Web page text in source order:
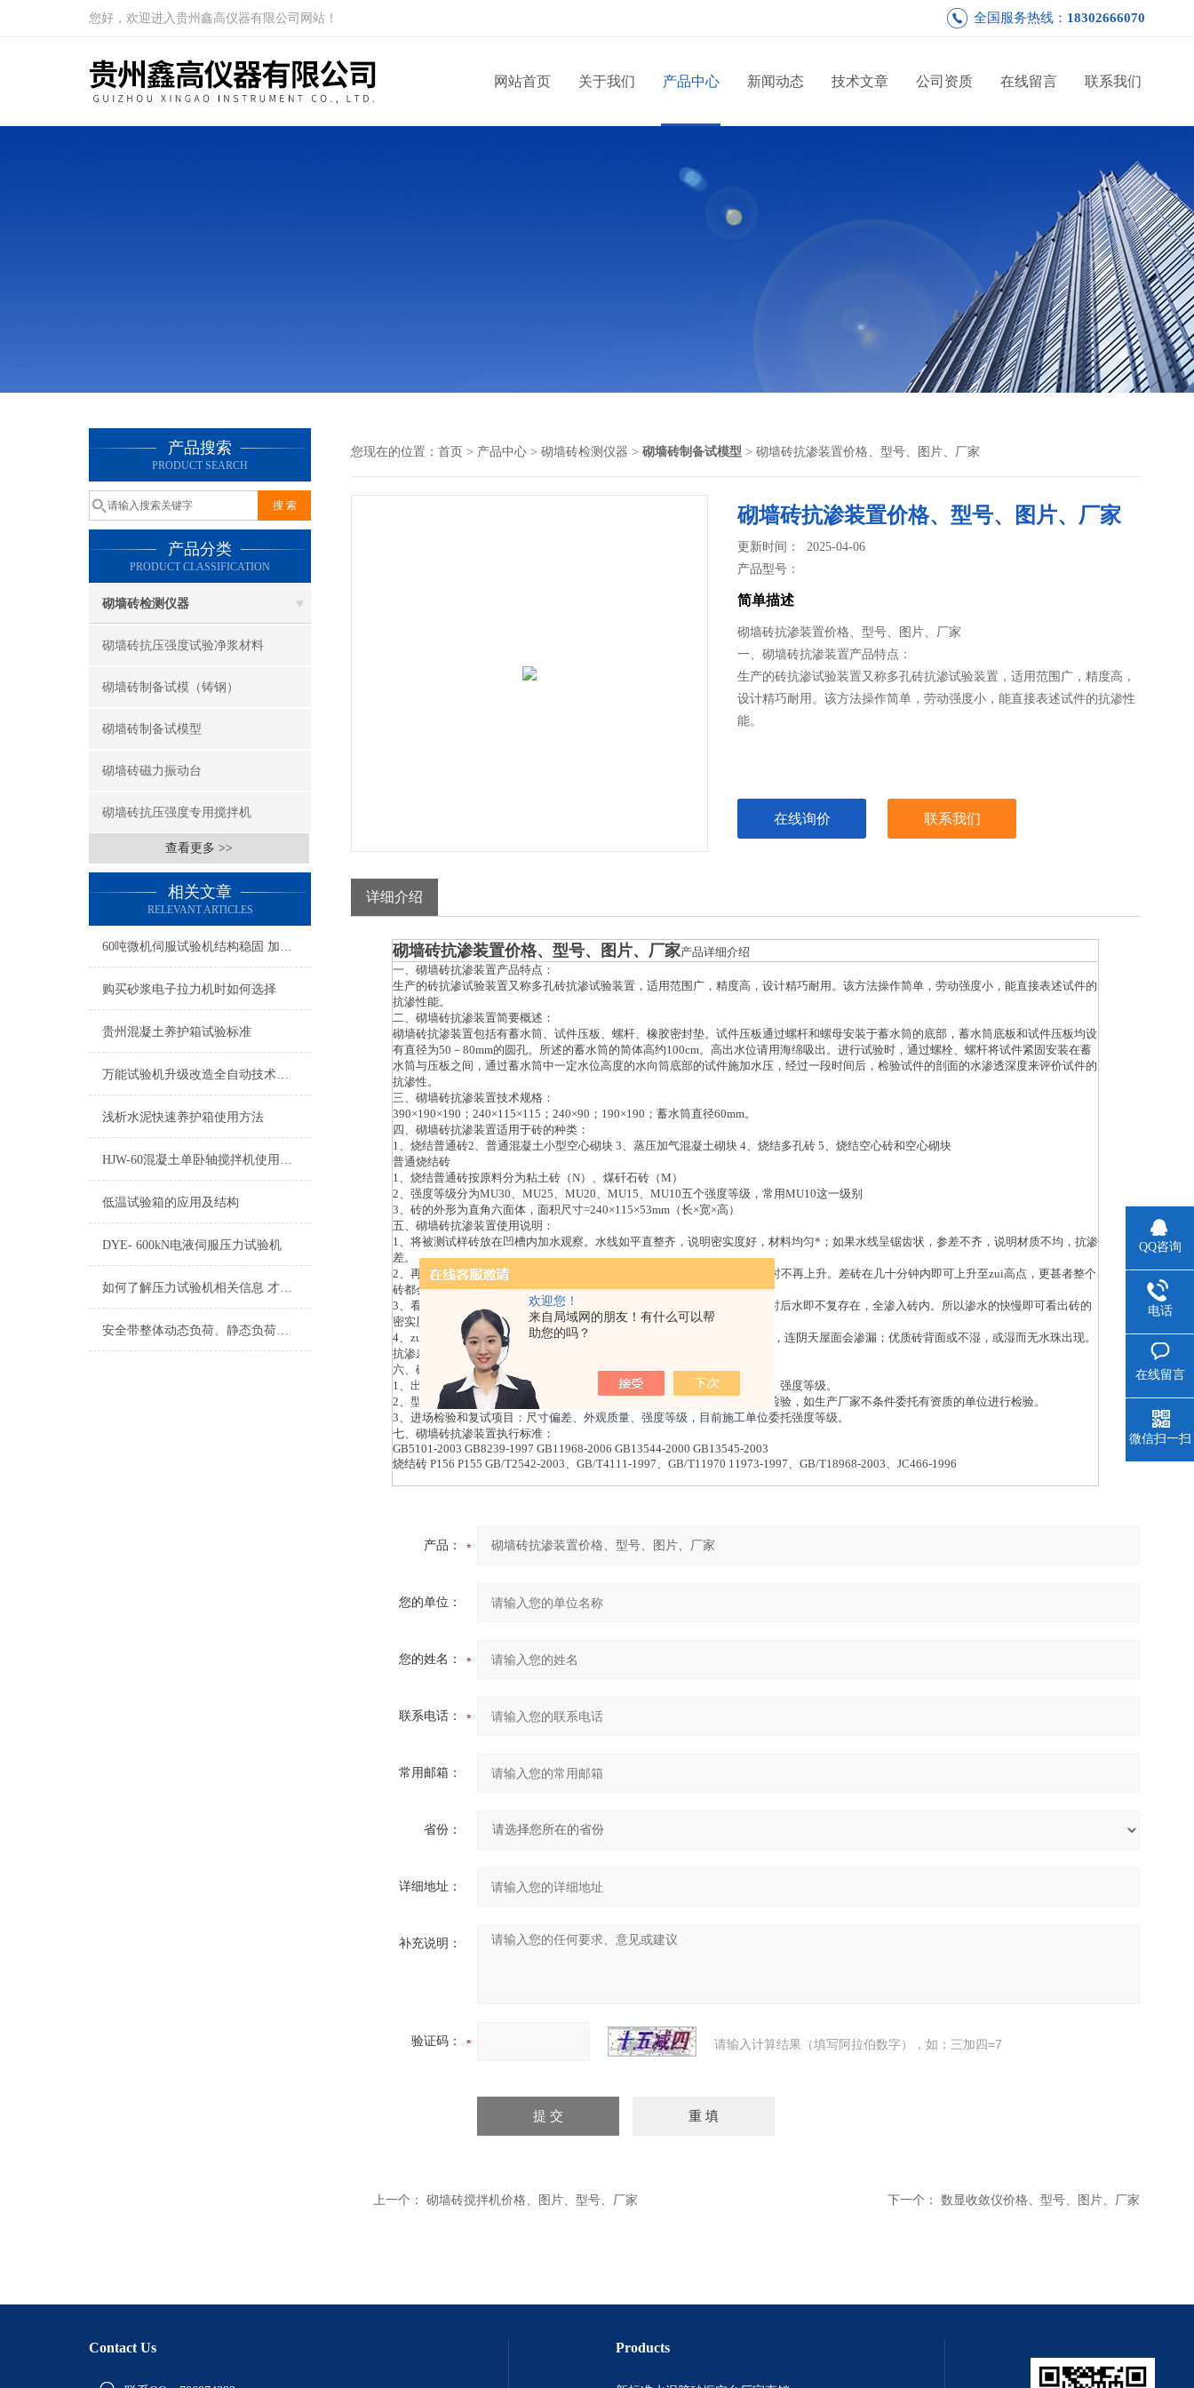
欢迎您！
来自局域网的朋友！有什么可以帮
助您的吗？
您好，欢迎进入贵州鑫高仪器有限公司网站！ 全国服务热线： 18302666070
网站首页 关于我们 产品中心 新闻动态 技术文章 公司资质 在线留言 联系我们
产品搜索
PRODUCT SEARCH
产品分类
PRODUCT CLASSIFICATION
砌墙砖检测仪器
砌墙砖抗压强度试验净浆材料
砌墙砖制备试模（铸钢）
砌墙砖制备试模型
砌墙砖磁力振动台
砌墙砖抗压强度专用搅拌机
查看更多 >>
相关文章
RELEVANT ARTICLES
60吨微机伺服试验机结构稳固 加载平稳 控制准确
购买砂浆电子拉力机时如何选择
贵州混凝土养护箱试验标准
万能试验机升级改造全自动技术方案
浅析水泥快速养护箱使用方法
HJW-60混凝土单卧轴搅拌机使用说明
低温试验箱的应用及结构
DYE- 600kN电液伺服压力试验机
如何了解压力试验机相关信息 才能正确购买合适的设备
安全带整体动态负荷、静态负荷测试仪详细参数
您现在的位置： 首页 > 产品中心 > 砌墙砖检测仪器 > 砌墙砖制备试模型 > 砌墙砖抗渗装置价格、型号、图片、厂家
砌墙砖抗渗装置价格、型号、图片、厂家
更新时间： 2025-04-06
产品型号：
简单描述
砌墙砖抗渗装置价格、型号、图片、厂家
一、砌墙砖抗渗装置产品特点：
生产的砖抗渗试验装置又称多孔砖抗渗试验装置，适用范围广，精度高，
设计精巧耐用。该方法操作简单，劳动强度小，能直接表述试件的抗渗性
能。
在线询价 联系我们
详细介绍
砌墙砖抗渗装置价格、型号、图片、厂家产品详细介绍
一、砌墙砖抗渗装置产品特点：
生产的砖抗渗试验装置又称多孔砖抗渗试验装置，适用范围广，精度高，设计精巧耐用。该方法操作简单，劳动强度小，能直接表述试件的
抗渗性能。
二、砌墙砖抗渗装置简要概述：
砌墙砖抗渗装置包括有蓄水筒、试件压板、螺杆、橡胶密封垫。试件压板通过螺杆和螺母安装于蓄水筒的底部，蓄水筒底板和试件压板均设
有直径为50－80mm的圆孔。所述的蓄水筒的简体高约100cm。高出水位请用海绵吸出。进行试验时，通过螺栓、螺杆将试件紧固安装在蓄
水筒与压板之间，通过蓄水筒中一定水位高度的水向筒底部的试件施加水压，经过一段时间后，检验试件的剖面的水渗透深度来评价试件的
抗渗性。
三、砌墙砖抗渗装置技术规格：
390×190×190；240×115×115；240×90；190×190；蓄水筒直径60mm。
四、砌墙砖抗渗装置适用于砖的种类：
1、烧结普通砖2、普通混凝土小型空心砌块 3、蒸压加气混凝土砌块 4、烧结多孔砖 5、烧结空心砖和空心砌块
普通烧结砖
1、烧结普通砖按原料分为粘土砖（N）、煤矸石砖（M）
2、强度等级分为MU30、MU25、MU20、MU15、MU10五个强度等级，常用MU10这一级别
3、砖的外形为直角六面体，面积尺寸=240×115×53mm（长×宽×高）
五、砌墙砖抗渗装置使用说明：
1、将被测试样砖放在凹槽内加水观察。水线如平直整齐，说明密实度好，材料均匀*；如果水线呈锯齿状，参差不齐，说明材质不均，抗渗
差。
2、再看水线上升高低和速度。优质砖一般上升至5mm左右即停止，几个小时不再上升。差砖在几十分钟内即可上升至zui高点，更甚者整个
砖都会湿。
3、看水渗得快慢：优质砖三天后只是蒸发掉相当部分，水还在；差砖几小时后水即不复存在，全渗入砖内。所以渗水的快慢即可看出砖的
密实度，也可看出砖的抗渗水能力。
4、zui后看砖的背面：如经24小时，砖背面有水珠出现，砖的抗渗漏能力差，连阴天屋面会渗漏；优质砖背面或不湿，或湿而无水珠出现。
抗渗差的砖强度、防雨性、耐久性均差。
六、砌墙砖抗渗装置检验说明：
1、出厂检验：指生产厂家带的合格证，包括项目为尺寸偏差、外观、质量、强度等级。
2、型式检验：指生产厂家每样或一定时间段内对产品的所有技术指标进行检验，如生产厂家不条件委托有资质的单位进行检验。
3、进场检验和复试项目：尺寸偏差、外观质量、强度等级，目前施工单位委托强度等级。
七、砌墙砖抗渗装置执行标准：
GB5101-2003 GB8239-1997 GB11968-2006 GB13544-2000 GB13545-2003
烧结砖 P156 P155 GB/T2542-2003、GB/T4111-1997、GB/T11970 11973-1997、GB/T18968-2003、JC466-1996
产品：
您的单位：
您的姓名：
联系电话：
常用邮箱：
省份：
详细地址：
补充说明：
验证码： 请输入计算结果（填写阿拉伯数字），如：三加四=7
上一个： 砌墙砖搅拌机价格、图片、型号、厂家 下一个： 数显收敛仪价格、型号、图片、厂家
Contact Us Products
QQ咨询
电话
在线留言
微信扫一扫